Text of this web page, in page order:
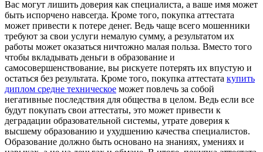
Вас могут лишить доверия как специалиста, а ваше имя может
быть испорчено навсегда. Кроме того, покупка аттестата
может привести к потере денег. Ведь чаще всего мошенники
требуют за свои услуги немалую сумму, а результатом их
работы может оказаться ничтожно малая польза. Вместо того
чтобы вкладывать деньги в образование и
самосовершенствование, вы рискуете потерять их впустую и
остаться без результата. Кроме того, покупка аттестата купить
диплом средне техническое может повлечь за собой
негативные последствия для общества в целом. Ведь если все
будут покупать свои аттестаты, это может привести к
деградации образовательной системы, утрате доверия к
высшему образованию и ухудшению качества специалистов.
Образование должно быть основано на знаниях, умениях и